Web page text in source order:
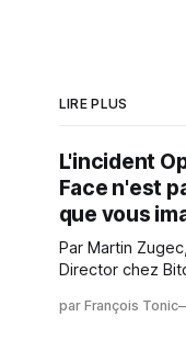
LIRE PLUS
L'incident
Face n'est
que vous
Par Martin
Director chez
dans le cadre
par François Tonic